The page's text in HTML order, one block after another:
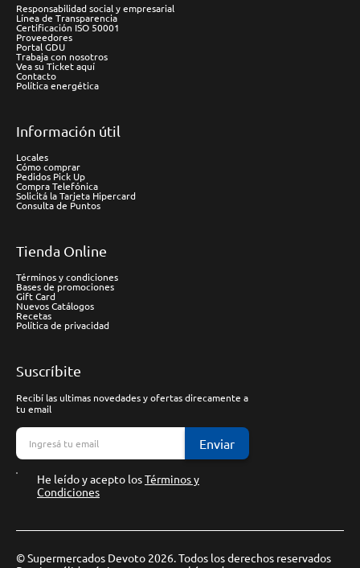
Responsabilidad social y empresarial
Línea de Transparencia
Certificación ISO 50001
Proveedores
Portal GDU
Trabaja con nosotros
Vea su Ticket aquí
Contacto
Política energética
Información útil
Locales
Cómo comprar
Pedidos Pick Up
Compra Telefónica
Solicitá la Tarjeta Hipercard
Consulta de Puntos
Tienda Online
Términos y condiciones
Bases de promociones
Gift Card
Nuevos Catálogos
Recetas
Política de privacidad
Suscríbite
Recibí las ultimas novedades y ofertas direcamente a
tu email
Enviar
He leído y acepto losTérminos y
Condiciones
© Supermercados Devoto 2026. Todos los derechos reservados